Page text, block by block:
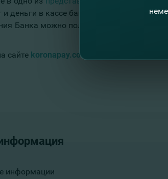
деньги в кассе банка.
Банка можно получить наличными
сайте koronapay.com
информации